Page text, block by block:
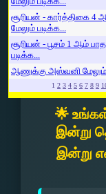
சூரியன் - கார்த்திகை 4
மேலும் படிக்க...
சூரியன் - பூசம் 1 ஆம்
படிக்க...
ஆணுக்கு அஸ்வனி மேலும்
1 2 3 4 5 6 7 8 9
🌟
இன்று
இன்று